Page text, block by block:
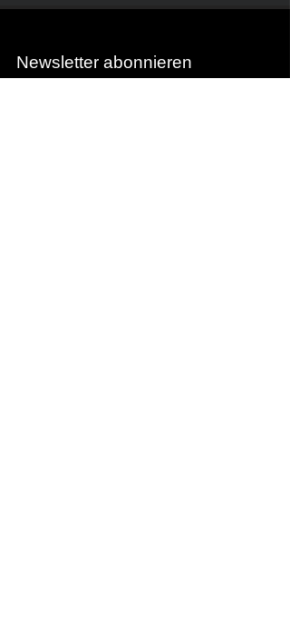
Newsletter abonnieren